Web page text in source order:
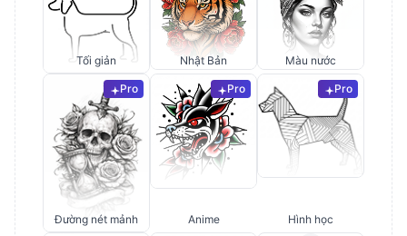
Tối giản Nhật Bản Màu nước
Pro
Đường nét mảnh
Pro
Anime
Pro
Hình học